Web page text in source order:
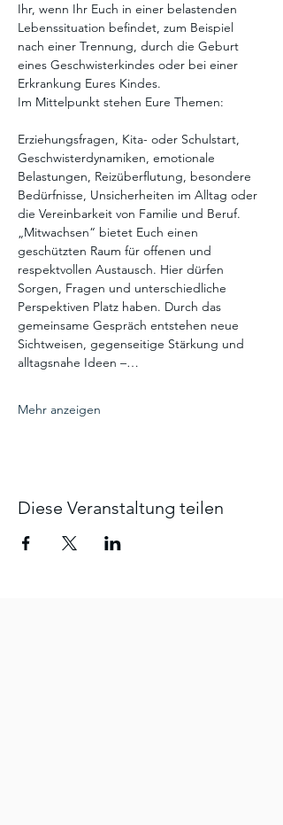
Ihr, wenn Ihr Euch in einer belastenden
Lebenssituation befindet, zum Beispiel
nach einer Trennung, durch die Geburt
eines Geschwisterkindes oder bei einer
Erkrankung Eures Kindes.
Im Mittelpunkt stehen Eure Themen:
Erziehungsfragen, Kita- oder Schulstart,
Geschwisterdynamiken, emotionale
Belastungen, Reizüberflutung, besondere
Bedürfnisse, Unsicherheiten im Alltag oder
die Vereinbarkeit von Familie und Beruf.
„Mitwachsen“ bietet Euch einen
geschützten Raum für offenen und
respektvollen Austausch. Hier dürfen
Sorgen, Fragen und unterschiedliche
Perspektiven Platz haben. Durch das
gemeinsame Gespräch entstehen neue
Sichtweisen, gegenseitige Stärkung und
alltagsnahe Ideen –…
Mehr anzeigen
Diese Veranstaltung teilen